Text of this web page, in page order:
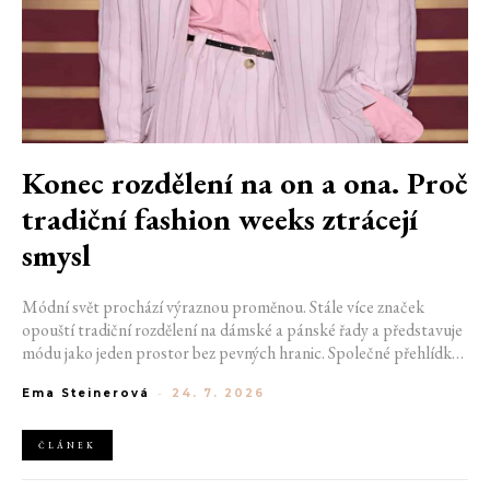
Konec rozdělení na on a ona. Proč
tradiční fashion weeks ztrácejí
smysl
Módní svět prochází výraznou proměnou. Stále více značek
opouští tradiční rozdělení na dámské a pánské řady a představuje
módu jako jeden prostor bez pevných hranic. Společné přehlídky,
klasické týdny módy mohou brzy vypadat úplně jinak.
Ema Steinerová - 24. 7. 2026
ČLÁNEK